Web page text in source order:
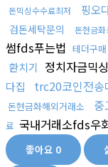
돈믹싱수수료최저 핑오
검돈세탁문의 돈현금
썸fds푸는법 테더구매
환치기 정치자금믹
다집
trc20코인전송
돈현금화해외거래소 중
료 국내거래소fds우
좋아요 0